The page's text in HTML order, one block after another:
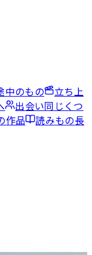
中のもの
立ち上
出会い同じくつ
作品 読みもの長